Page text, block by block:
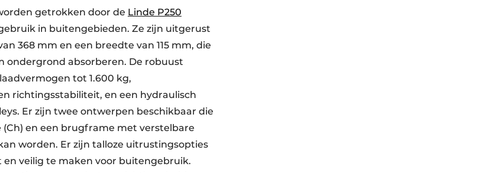
getrokken door de Linde P250
in buitengebieden. Ze zijn uitgerust
368 mm en een breedte van 115 mm, die
ondergrond absorberen. De robuust
tot 1.600 kg,
richtingsstabiliteit, en een hydraulisch
Er zijn twee ontwerpen beschikbaar die
en een brugframe met verstelbare
worden. Er zijn talloze uitrustingsopties
veilig te maken voor buitengebruik.